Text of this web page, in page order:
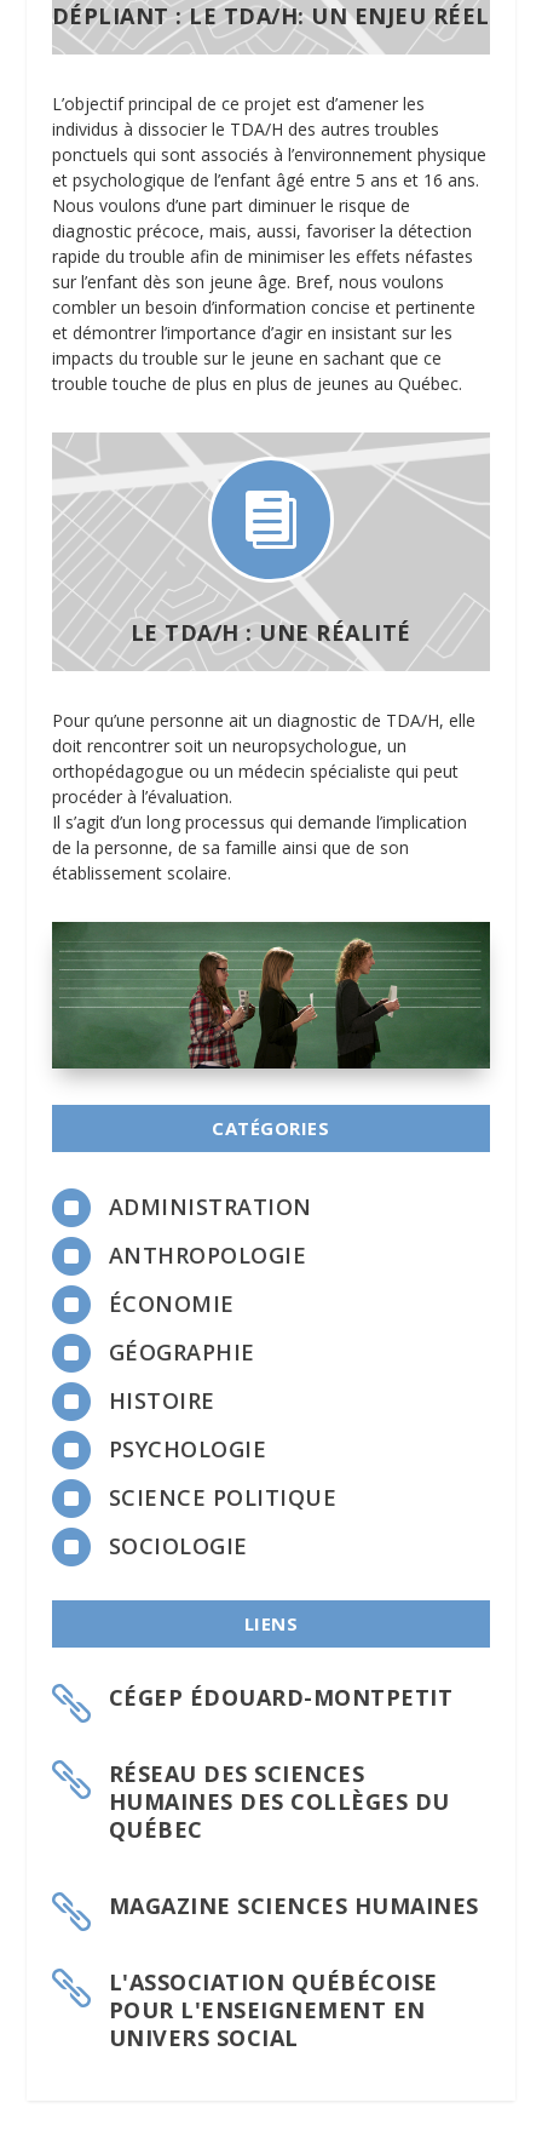
DÉPLIANT : LE TDA/H: UN ENJEU RÉEL
L’objectif principal de ce projet est d’amener les
individus à dissocier le TDA/H des autres troubles
ponctuels qui sont associés à l’environnement physique
et psychologique de l’enfant âgé entre 5 ans et 16 ans.
Nous voulons d’une part diminuer le risque de
diagnostic précoce, mais, aussi, favoriser la détection
rapide du trouble afin de minimiser les effets néfastes
sur l’enfant dès son jeune âge. Bref, nous voulons
combler un besoin d’information concise et pertinente
et démontrer l’importance d’agir en insistant sur les
impacts du trouble sur le jeune en sachant que ce
trouble touche de plus en plus de jeunes au Québec.

LE TDA/H : UNE RÉALITÉ
Pour qu’une personne ait un diagnostic de TDA/H, elle
doit rencontrer soit un neuropsychologue, un
orthopédagogue ou un médecin spécialiste qui peut
procéder à l’évaluation.
Il s’agit d’un long processus qui demande l’implication
de la personne, de sa famille ainsi que de son
établissement scolaire.
CATÉGORIES
 ADMINISTRATION
 ANTHROPOLOGIE
 ÉCONOMIE
 GÉOGRAPHIE
 HISTOIRE
 PSYCHOLOGIE
 SCIENCE POLITIQUE
 SOCIOLOGIE
LIENS
 CÉGEP ÉDOUARD-MONTPETIT

RÉSEAU DES SCIENCES
HUMAINES DES COLLÈGES DU
QUÉBEC
 MAGAZINE SCIENCES HUMAINES

L'ASSOCIATION QUÉBÉCOISE
POUR L'ENSEIGNEMENT EN
UNIVERS SOCIAL